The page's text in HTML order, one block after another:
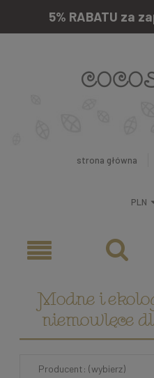
strona główna
Modne i
niemowlęce
Producent: (wybierz)